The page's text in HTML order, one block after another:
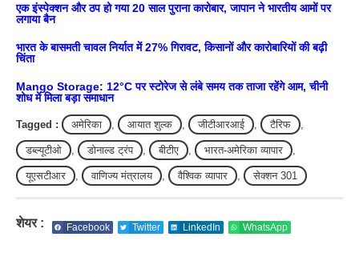
एक इंस्पेक्शन और ठप हो गया 20 साल पुराना कारोबार, जापान ने भारतीय आमों पर
लगाया बैन
भारत के बासमती चावल निर्यात में 27% गिरावट, किसानों और कारोबारियों की बढ़ी
चिंता
Mango Storage: 12°C पर स्टोरेज से लंबे समय तक ताजा रहेंगे आम, चीनी
शोध में मिला बड़ा समाधान
Tagged : अमेरिका आयात शुल्क जीटीआरआई टैरिफ
डब्ल्यूटीओ डोनाल्ड ट्रंप बीटीए भारत-अमेरिका व्यापार
यूएसटीआर वाणिज्य मंत्रालय वैश्विक व्यापार सेक्शन 301
शेयर : Facebook Twitter LinkedIn WhatsApp